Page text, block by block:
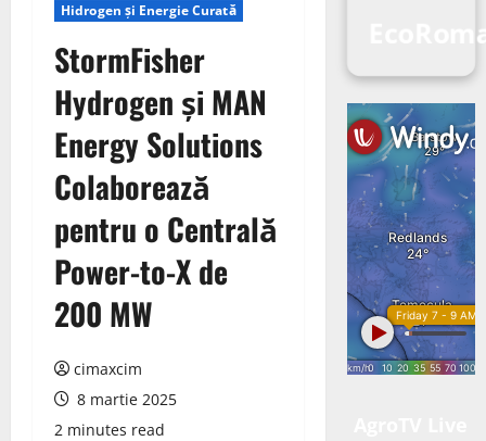
Hidrogen și Energie Curată
StormFisher
Hydrogen și MAN
Energy Solutions
Colaborează
pentru o Centrală
Power-to-X de
200 MW
cimaxcim
8 martie 2025
2 minutes read